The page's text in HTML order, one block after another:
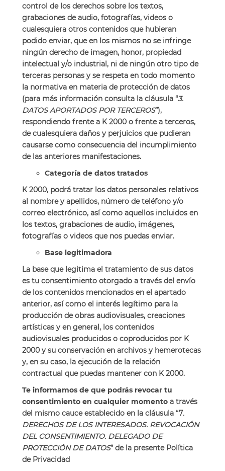
control de los derechos sobre los textos,
grabaciones de audio, fotografías, videos o
cualesquiera otros contenidos que hubieran
podido enviar, que en los mismos no se infringe
ningún derecho de imagen, honor, propiedad
intelectual y/o industrial, ni de ningún otro tipo de
terceras personas y se respeta en todo momento
la normativa en materia de protección de datos
(para más información consulta la cláusula “3.
DATOS APORTADOS POR TERCEROS”),
respondiendo frente a K 2000 o frente a terceros,
de cualesquiera daños y perjuicios que pudieran
causarse como consecuencia del incumplimiento
de las anteriores manifestaciones.
Categoría de datos tratados
K 2000, podrá tratar los datos personales relativos
al nombre y apellidos, número de teléfono y/o
correo electrónico, así como aquellos incluidos en
los textos, grabaciones de audio, imágenes,
fotografías o videos que nos puedas enviar.
Base legitimadora
La base que legitima el tratamiento de sus datos
es tu consentimiento otorgado a través del envío
de los contenidos mencionados en el apartado
anterior, así como el interés legítimo para la
producción de obras audiovisuales, creaciones
artísticas y en general, los contenidos
audiovisuales producidos o coproducidos por K
2000 y su conservación en archivos y hemerotecas
y, en su caso, la ejecución de la relación
contractual que puedas mantener con K 2000.
Te informamos de que podrás revocar tu
consentimiento en cualquier momento a través
del mismo cauce establecido en la cláusula “7.
DERECHOS DE LOS INTERESADOS. REVOCACIÓN
DEL CONSENTIMIENTO. DELEGADO DE
PROTECCIÓN DE DATOS” de la presente Política
de Privacidad